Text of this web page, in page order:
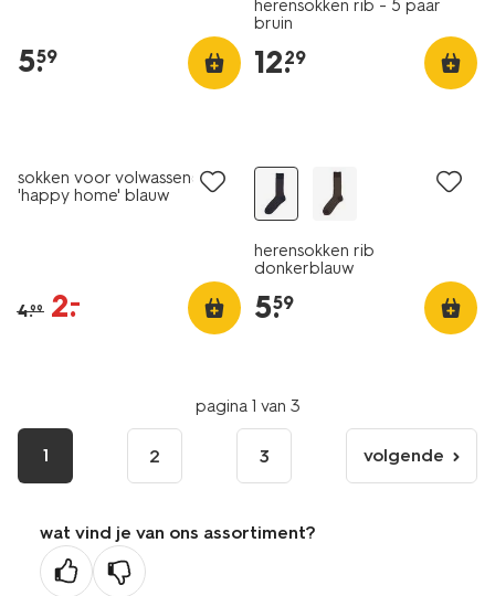
5.
59
herensokken rib - 5 paar
bruin
12.
29
sokken voor volwassenen
'happy home' blauw
4.99 2.
–
herensokken rib
donkerblauw
5.
59
pagina 1 van 3
1 2 3
volgende
pagina
volgende
wat vind je van ons assortiment?